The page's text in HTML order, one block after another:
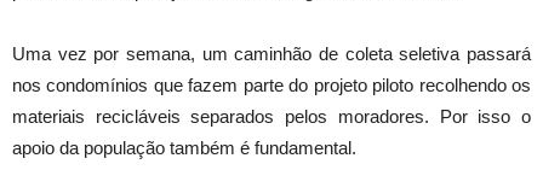
Uma vez por semana, um caminhão de coleta seletiva passará
nos condomínios que fazem parte do projeto piloto recolhendo os
materiais recicláveis separados pelos moradores. Por isso o
apoio da população também é fundamental.